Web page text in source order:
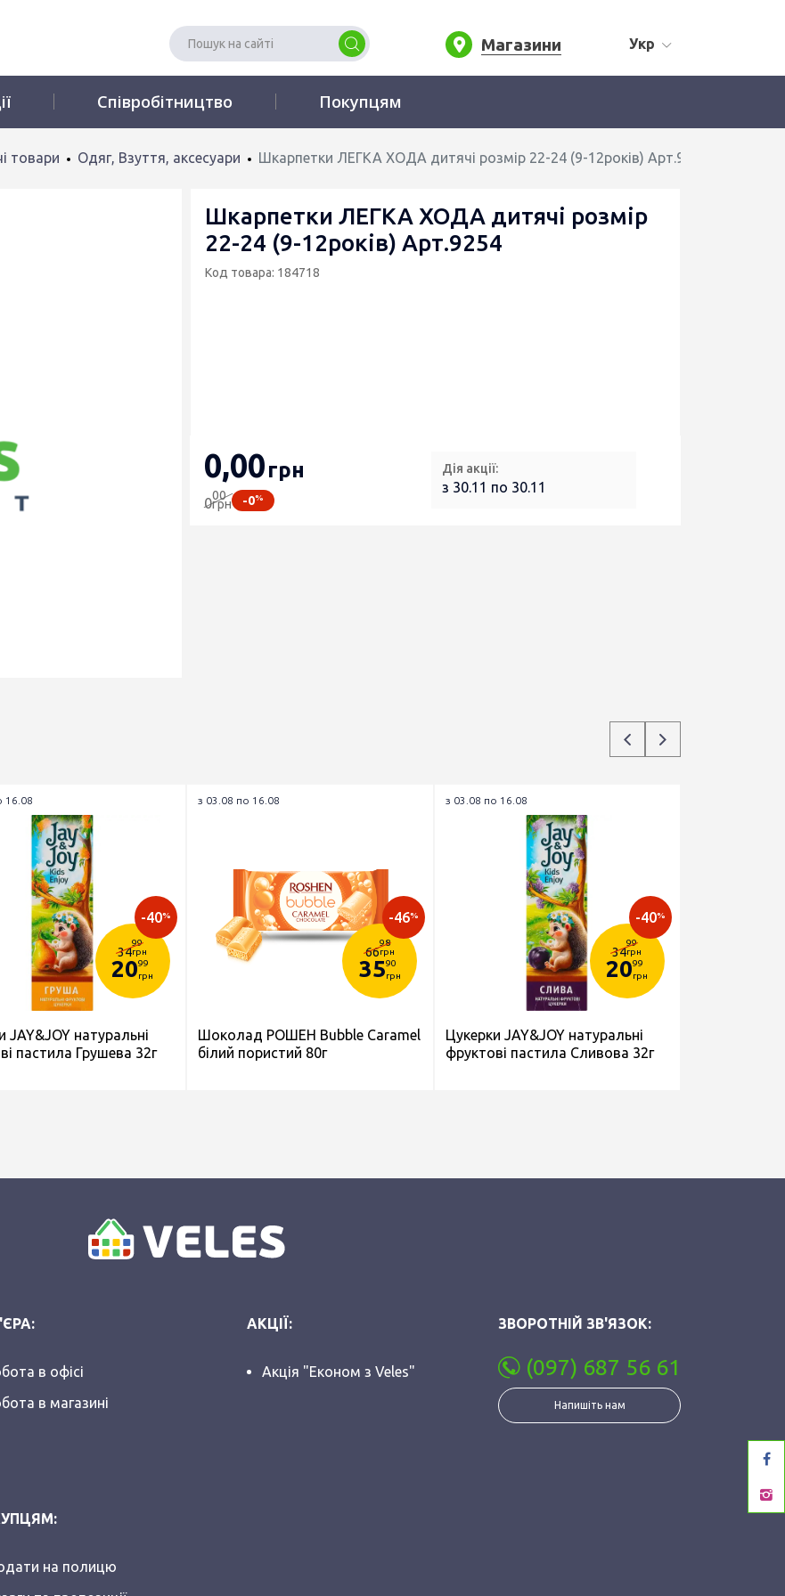
Магазини Укр
Співробітництво Покупцям
товари Одяг, Взуття, аксесуари Шкарпетки ЛЕГКА ХОДА дитячі розмір 22-24 (9-12років) Арт.9254
Шкарпетки ЛЕГКА ХОДА дитячі розмір
22-24 (9-12років) Арт.9254
Код товара: 184718
0,00грн
000
грн -0%
Дія акції:
з 30.11 по 30.11
16.08
34
99
грн
2099
грн
-40%
JAY&JOY натуральні
пастила Грушева 32г
з 03.08 по 16.08
66
98
грн
3590
грн
-46%
Шоколад РОШЕН Bubble Caramel
білий пористий 80г
з 03.08 по 16.08
34
99
грн
2099
грн
-40%
Цукерки JAY&JOY натуральні
фруктові пастила Сливова 32г
в офісі
в магазині
АКЦІЇ:
Акція "Економ з Veles"
на полицю
ЗВОРОТНІЙ ЗВ'ЯЗОК:
(097) 687 56 61
Напишіть нам